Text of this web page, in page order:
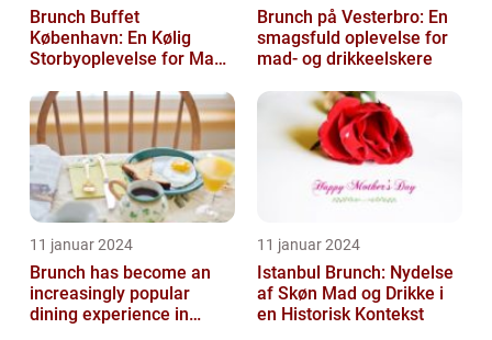
Brunch Buffet
København: En Kølig
Storbyoplevelse for Mad-
Brunch på Vesterbro: En
smagsfuld oplevelse for
mad- og drikkeelskere
11 januar 2024
Brunch has become an
increasingly popular
dining experience in
11 januar 2024
Istanbul Brunch: Nydelse
af Skøn Mad og Drikke i
en Historisk Kontekst